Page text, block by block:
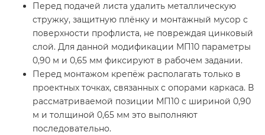
Перед подачей листа удалить металлическую
стружку, защитную плёнку и монтажный мусор с
поверхности профлиста, не повреждая цинковый
слой. Для данной модификации МП10 параметры
0,90 м и 0,65 мм фиксируют в рабочем задании.
Перед монтажом крепёж располагать только в
проектных точках, связанных с опорами каркаса. В
рассматриваемой позиции МП10 с шириной 0,90
м и толщиной 0,65 мм это выполняют
последовательно.